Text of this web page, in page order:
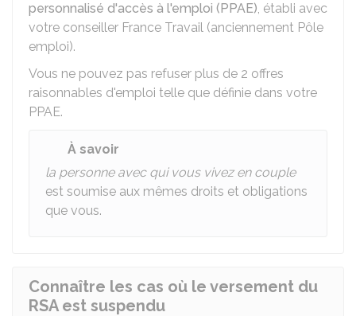
personnalisé d'accès à l'emploi (PPAE), établi avec
votre conseiller France Travail (anciennement Pôle
emploi).
Vous ne pouvez pas refuser plus de 2 offres
raisonnables d'emploi telle que définie dans votre
PPAE.
À savoir
la personne avec qui vous vivez en couple
est soumise aux mêmes droits et obligations
que vous.
Connaître les cas où le versement du
RSA est suspendu